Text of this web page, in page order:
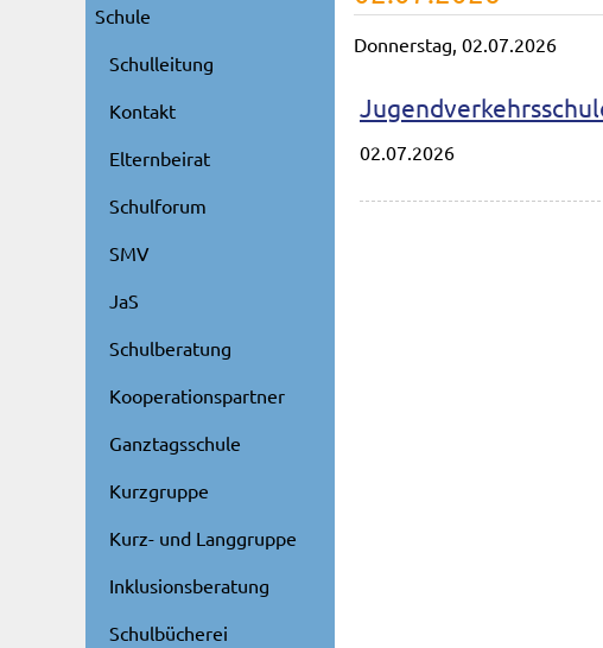
Donnerstag, 02.07.2026
02.07.2026
Schule
Schulleitung
Kontakt
Elternbeirat
Schulforum
SMV
JaS
Schulberatung
Kooperationspartner
Ganztagsschule
Kurzgruppe
Kurz- und Langgruppe
Inklusionsberatung
Schulbücherei